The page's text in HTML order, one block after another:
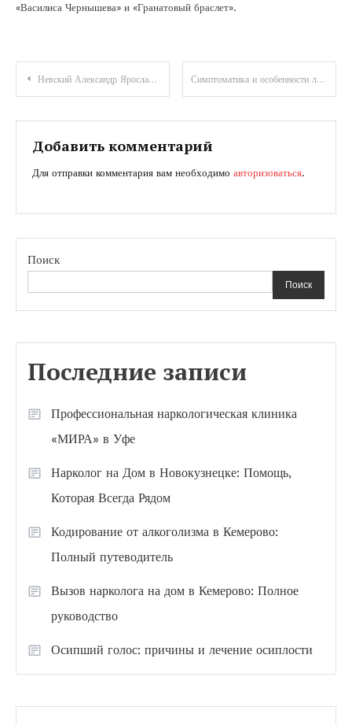
«Василиса Чернышева» и «Гранатовый браслет».
Навигация
по
записям
Невский Александр Ярославич — знаменитый полководец, князь Новгородский, Великий Князь Владимирский, великий воин и мудрый правитель. Симптоматика и особенности локализации липом на теле
Добавить комментарий
Для отправки комментария вам необходимо авторизоваться.
Поиск
Поиск
Последние записи
Профессиональная наркологическая клиника
«МИРА» в Уфе
Нарколог на Дом в Новокузнецке: Помощь,
Которая Всегда Рядом
Кодирование от алкоголизма в Кемерово:
Полный путеводитель
Вызов нарколога на дом в Кемерово: Полное
руководство
Осипший голос: причины и лечение осиплости